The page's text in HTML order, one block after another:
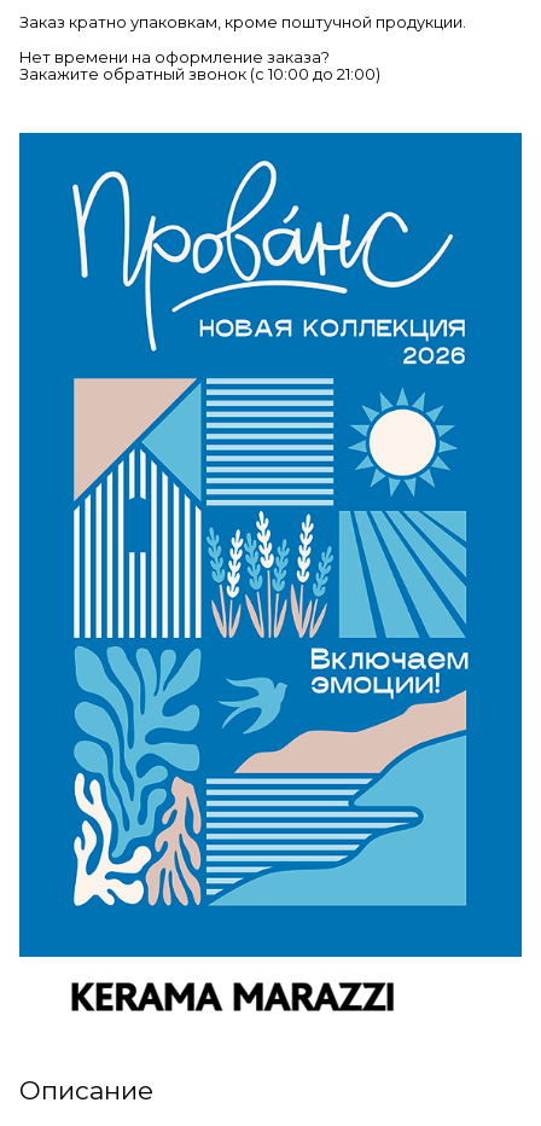
Заказ кратно упаковкам, кроме поштучной продукции.
Нет времени на оформление заказа?
Закажите обратный звонок (c 10:00 до 21:00)
Описание